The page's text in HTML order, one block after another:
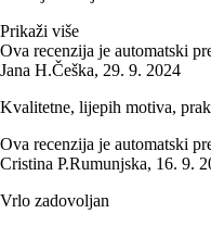
Prikaži više
Ova recenzija je automatski
Jana H.Češka, 29. 9. 2024
Kvalitetne, lijepih motiva,
Ova recenzija je automatski
Cristina P.Rumunjska, 16. 9.
Vrlo zadovoljan